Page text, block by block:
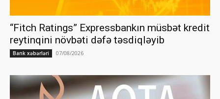
“Fitch Ratings” Expressbankın müsbət kredit
reytinqini növbəti dəfə təsdiqləyib
Bank xəbərləri 07/08/2026